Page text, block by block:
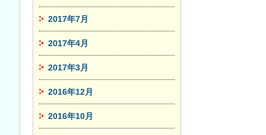
2017年7月
2017年4月
2017年3月
2016年12月
2016年10月